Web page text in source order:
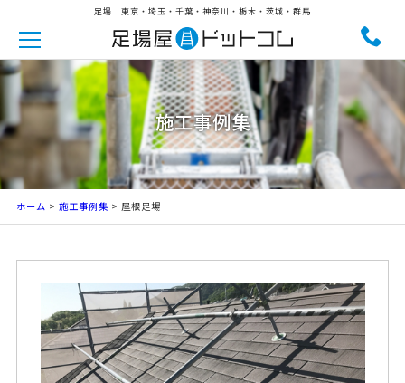
足場 東京・埼玉・千葉・神奈川・栃木・茨城・群馬
施工事例集
ホーム > 施工事例集 > 屋根足場